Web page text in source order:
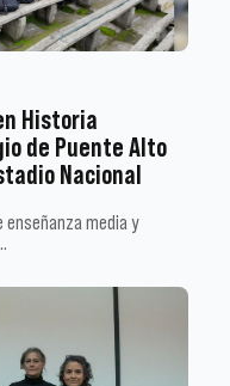
Historia
de Puente Alto
Nacional
media y